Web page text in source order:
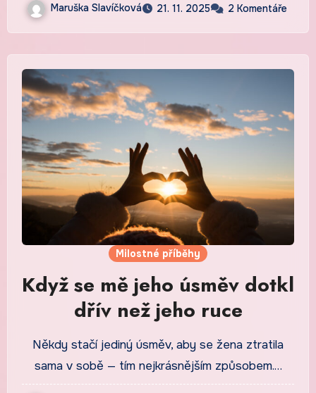
Maruška Slavíčková 21. 11. 2025 2 Komentáře
Milostné příběhy
Když se mě jeho úsměv dotkl
dřív než jeho ruce
Někdy stačí jediný úsměv, aby se žena ztratila
sama v sobě — tím nejkrásnějším způsobem.…